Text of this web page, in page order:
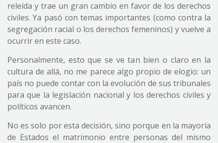
releída y trae un gran cambio en favor de los derechos
civiles. Ya pasó con temas importantes (como contra la
segregación racial o los derechos femeninos) y vuelve a
ocurrir en este caso.
Personalmente, esto que se ve tan bien o claro en la
cultura de allá, no me parece algo propio de elogio: un
país no puede contar con la evolución de sus tribunales
para que la legislación nacional y los derechos civiles y
políticos avancen.
No es solo por esta decisión, sino porque en la mayoría
de Estados el matrimonio entre personas del mismo